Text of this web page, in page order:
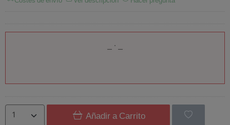
Añadir a Carrito